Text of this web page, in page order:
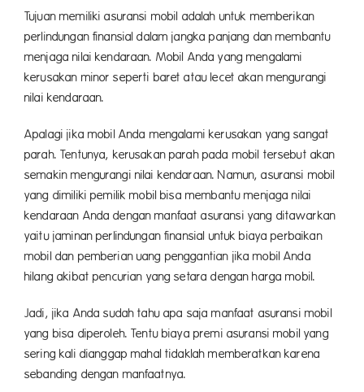
Tujuan memiliki asuransi mobil adalah untuk memberikan
perlindungan finansial dalam jangka panjang dan membantu
menjaga nilai kendaraan. Mobil Anda yang mengalami
kerusakan minor seperti baret atau lecet akan mengurangi
nilai kendaraan.
Apalagi jika mobil Anda mengalami kerusakan yang sangat
parah. Tentunya, kerusakan parah pada mobil tersebut akan
semakin mengurangi nilai kendaraan. Namun, asuransi mobil
yang dimiliki pemilik mobil bisa membantu menjaga nilai
kendaraan Anda dengan manfaat asuransi yang ditawarkan
yaitu jaminan perlindungan finansial untuk biaya perbaikan
mobil dan pemberian uang penggantian jika mobil Anda
hilang akibat pencurian yang setara dengan harga mobil.
Jadi, jika Anda sudah tahu apa saja manfaat asuransi mobil
yang bisa diperoleh. Tentu biaya premi asuransi mobil yang
sering kali dianggap mahal tidaklah memberatkan karena
sebanding dengan manfaatnya.